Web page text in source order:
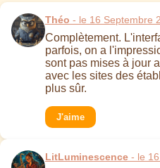
Théo - le 16 Septembre
Complètement.
parfois, on a
sont pas mises à jour
avec les sites des
plus sûr.
J'aime
LitLuminescence - le